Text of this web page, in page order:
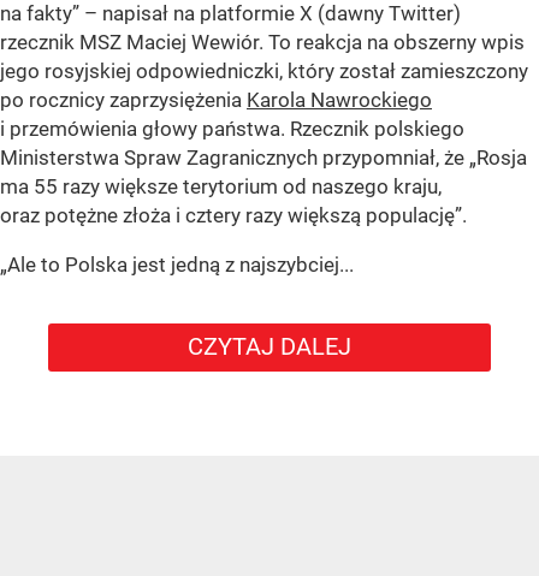
na fakty” – napisał na platformie X (dawny Twitter)
rzecznik MSZ Maciej Wewiór. To reakcja na obszerny wpis
jego rosyjskiej odpowiedniczki, który został zamieszczony
po rocznicy zaprzysiężenia Karola Nawrockiego
i przemówienia głowy państwa. Rzecznik polskiego
Ministerstwa Spraw Zagranicznych przypomniał, że „Rosja
ma 55 razy większe terytorium od naszego kraju,
oraz potężne złoża i cztery razy większą populację”.
„Ale to Polska jest jedną z najszybciej...
CZYTAJ DALEJ